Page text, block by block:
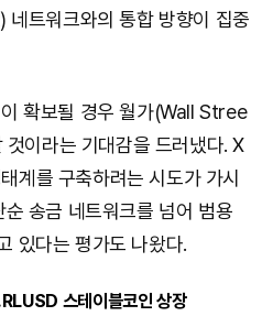
네트워크와의 통합 방향이 집중
확보될 경우 월가(Wall Stree
이라는 기대감을 드러냈다. X
계를 구축하려는 시도가 가시
송금 네트워크를 넘어 범용
있다는 평가도 나왔다.
스테이블코인 상장